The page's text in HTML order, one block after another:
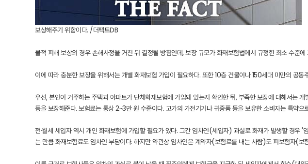
보상해주기 위함이다. /더팩트DB
물적 피해 보상의 경우 손해사정을 거친 뒤 결정될 방침인데, 보장 규모가 화재보험법에서 규정한 최소 수준
이에 따라 충분한 보장을 위해서는 개별 화재보험 가입이 필요하다. 또한 10층 건물이나 150세대 미만의 공
우선, 본인이 거주하는 주택과 아파트가 단체화재보험에 가입돼 있는지 확인한 뒤, 부족한 보장에 대해서는
등을 보장해준다. 보험료는 통상 2~3만 원 수준이다. 고가의 가전기기나 귀중품 등을 보유한 소비자는 특약으
전·월세 세입자 역시 개인 화재보험에 가입할 필요가 있다. 그간 임차인(세입자) 과실로 화재가 발생할 경우
는 만큼 화재보험료도 임차인 부담이다. 하지만 약관상 임차인은 계약자(보험료를 내는 사람)도 피보험자(